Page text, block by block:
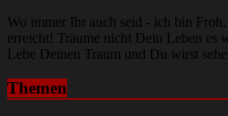
Wo immer Ihr auch seid - ich bin Froh,
erreicht! Träume nicht Dein Leben es
Lebe Deinen Traum und Du wirst
Themen